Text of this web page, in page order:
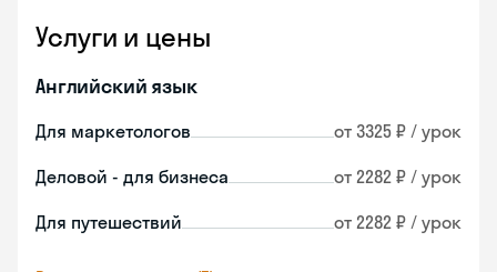
Услуги и цены
Английский язык
Для маркетологов от 3325 ₽ / урок
Деловой - для бизнеса от 2282 ₽ / урок
Для путешествий от 2282 ₽ / урок